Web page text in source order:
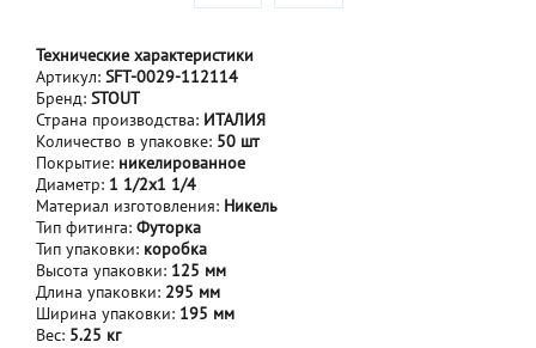
Технические характеристики
Артикул: SFT-0029-112114
Бренд: STOUT
Страна производства: ИТАЛИЯ
Количество в упаковке: 50 шт
Покрытие: никелированное
Диаметр: 1 1/2x1 1/4
Материал изготовления: Никель
Тип фитинга: Футорка
Тип упаковки: коробка
Высота упаковки: 125 мм
Длина упаковки: 295 мм
Ширина упаковки: 195 мм
Вес: 5.25 кг